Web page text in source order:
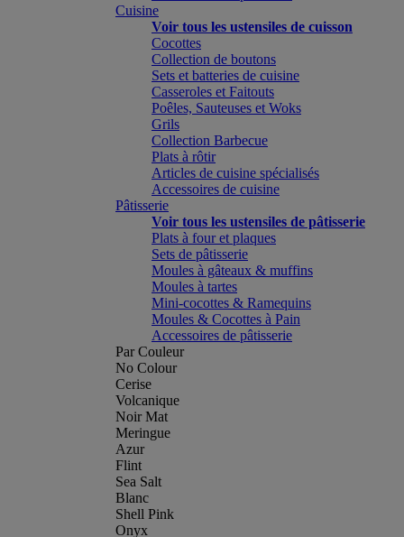
Cuisine
Voir tous les ustensiles de cuisson
Cocottes
Collection de boutons
Sets et batteries de cuisine
Casseroles et Faitouts
Poêles, Sauteuses et Woks
Grils
Collection Barbecue
Plats à rôtir
Articles de cuisine spécialisés
Accessoires de cuisine
Pâtisserie
Voir tous les ustensiles de pâtisserie
Plats à four et plaques
Sets de pâtisserie
Moules à gâteaux & muffins
Moules à tartes
Mini-cocottes & Ramequins
Moules & Cocottes à Pain
Accessoires de pâtisserie
Par Couleur
No Colour
Cerise
Volcanique
Noir Mat
Meringue
Azur
Flint
Sea Salt
Blanc
Shell Pink
Onyx